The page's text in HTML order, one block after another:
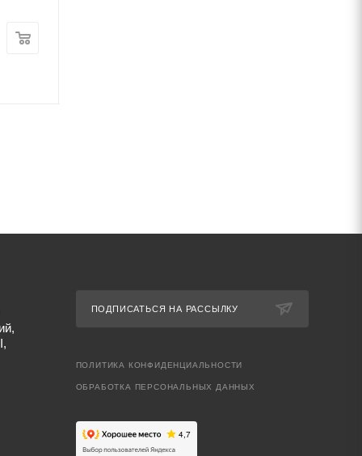
ПОДПИСАТЬСЯ НА РАССЫЛКУ
ПОЛИТИКА КОНФИДЕНЦИАЛЬНОСТИ
ОБРАБОТКА ПЕРСОНАЛЬНЫХ ДАННЫХ